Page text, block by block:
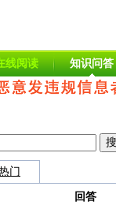
线阅读 知识问答
门
回答